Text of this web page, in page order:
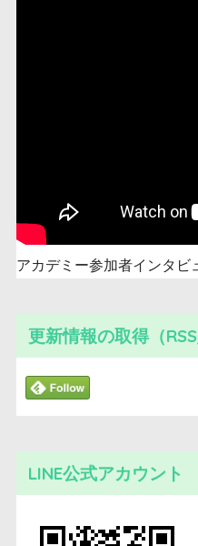
アカデミー参加者インタビ
更新情報の取得（RSS
LINE公式アカウント